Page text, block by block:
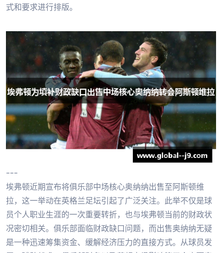
式和要求进行排版。
---
埃弗顿近期宣布将俱乐部中场核心奥纳纳出售至阿斯顿维
拉，这一举动在英格兰足坛引起了广泛关注。此举不仅是球
员个人职业生涯的一次重要转折，也与埃弗顿当前的财政状
况密切相关。俱乐部面临财政缺口问题，而出售奥纳纳无疑
是一种迅速筹集资金、缓解经济压力的直接方式。从球员发